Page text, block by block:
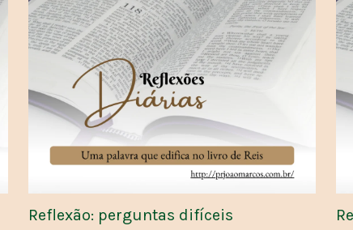
Reflexão: perguntas difíceis